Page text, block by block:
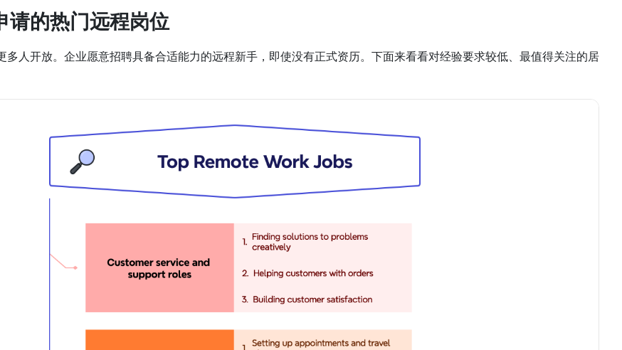
请的热门远程岗位
多人开放。企业愿意招聘具备合适能力的远程新手，即使没有正式资历。下面来看看对经验要求较低、最值得关注的居